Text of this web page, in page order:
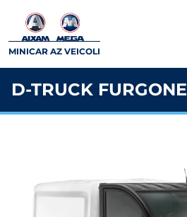
MINICAR AZ VEICOLI
D-TRUCK FURGONE